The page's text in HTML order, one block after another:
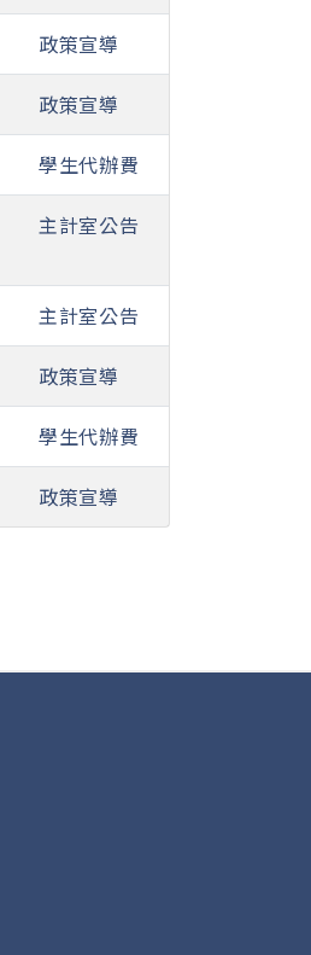
政策宣導
政策宣導
學生代辦費
主計室公告
主計室公告
政策宣導
學生代辦費
政策宣導